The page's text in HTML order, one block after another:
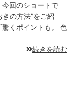
回のショートで
の方法”をご紹
くポイントも。 色
続きを読む